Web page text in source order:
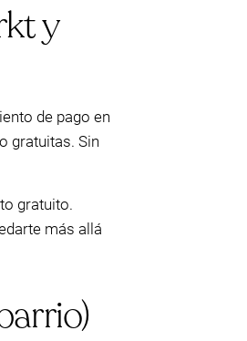
y
de pago en
gratuitas. Sin
gratuito.
más allá